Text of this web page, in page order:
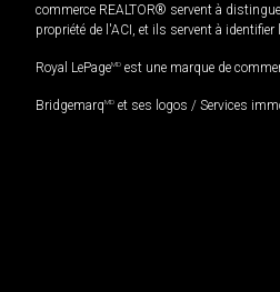
commerce REALTOR® servent à
propriété de l'ACI, et ils servent à
Royal LePageMD est une marque de
BridgemarqMD et ses logos / Services